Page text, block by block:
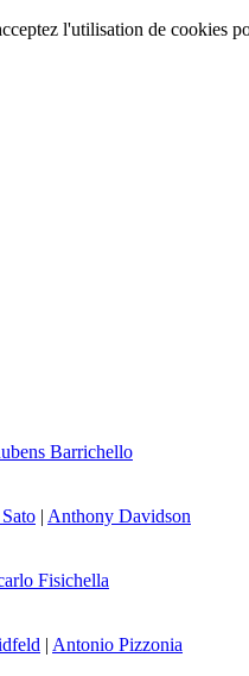
l'utilisation de cookies
Barrichello
| Anthony Davidson
Fisichella
| Antonio Pizzonia